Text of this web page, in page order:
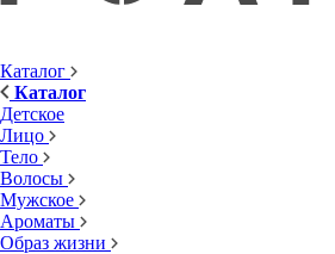
Каталог
Каталог
Детское
Лицо
Тело
Волосы
Мужское
Ароматы
Образ жизни